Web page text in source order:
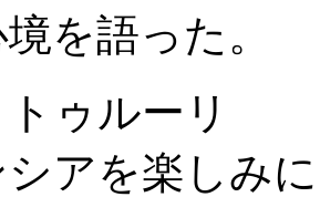
を語った。
ゥルーリ
シアを楽しみ